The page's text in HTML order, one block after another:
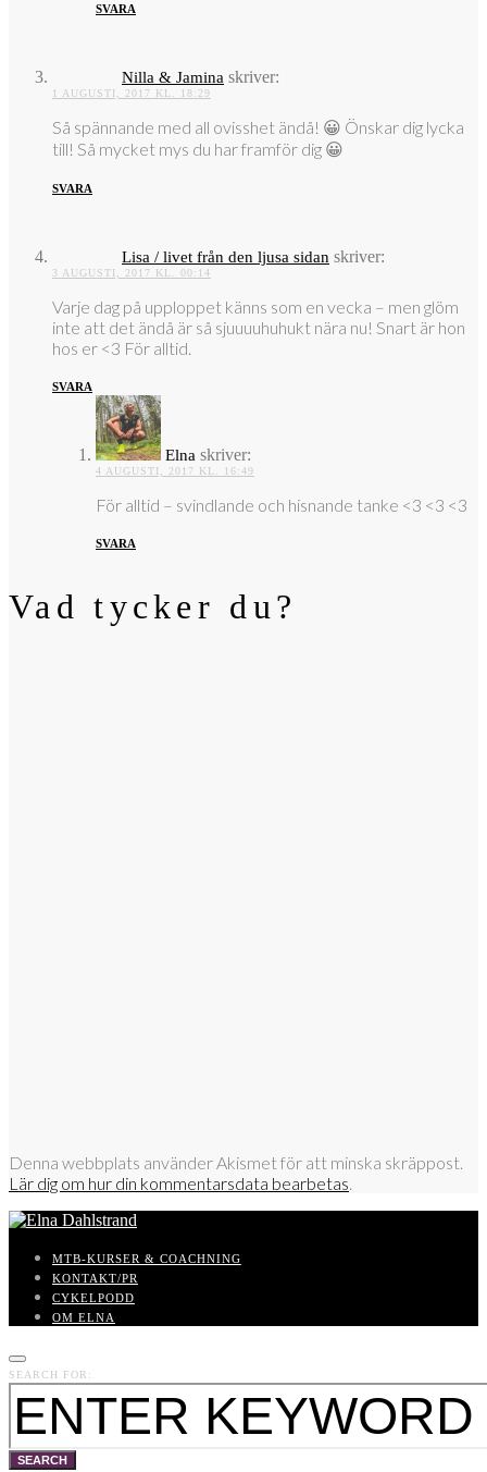
SVARA
Nilla & Jamina skriver:
1 AUGUSTI, 2017 KL. 18:29
Så spännande med all ovisshet ändå! 😀 Önskar dig lycka
till! Så mycket mys du har framför dig 😀
SVARA
Lisa / livet från den ljusa sidan skriver:
3 AUGUSTI, 2017 KL. 00:14
Varje dag på upploppet känns som en vecka – men glöm
inte att det ändå är så sjuuuuhuhukt nära nu! Snart är hon
hos er <3 För alltid.
SVARA
Elna skriver:
4 AUGUSTI, 2017 KL. 16:49
För alltid – svindlande och hisnande tanke <3 <3 <3
SVARA
Vad tycker du?
Denna webbplats använder Akismet för att minska skräppost.
Lär dig om hur din kommentarsdata bearbetas.
MTB-KURSER & COACHNING
KONTAKT/PR
CYKELPODD
OM ELNA
SEARCH FOR:
SEARCH